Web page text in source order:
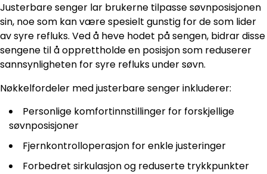
Justerbare senger lar brukerne tilpasse søvnposisjonen
sin, noe som kan være spesielt gunstig for de som lider
av syre refluks. Ved å heve hodet på sengen, bidrar disse
sengene til å opprettholde en posisjon som reduserer
sannsynligheten for syre refluks under søvn.
Nøkkelfordeler med justerbare senger inkluderer:
Personlige komfortinnstillinger for forskjellige
søvnposisjoner
Fjernkontrolloperasjon for enkle justeringer
Forbedret sirkulasjon og reduserte trykkpunkter